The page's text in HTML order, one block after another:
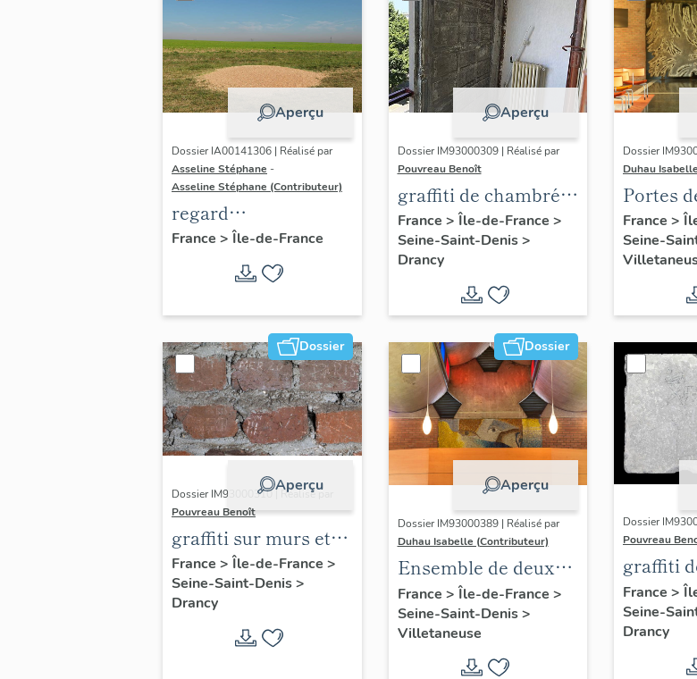
Aperçu
Dossier IA00141306 | Réalisé par
Asseline Stéphane -
Asseline Stéphane (Contributeur)
regard
photographique sur
les paysages de la
Plaine de France.
France > Île-de-France
Aperçu
Dossier IM93000309 | Réalisé par
Pouvreau Benoît
graffiti de chambrée
sur revers de façade
France > Île-de-France >
Seine-Saint-Denis>
Drancy
Dossier
Duhau
Portes
France >
Seine-
Dossier
Aperçu
Dossier IM93000310 | Réalisé par
Pouvreau Benoît
graffiti sur murs et
charpentes des
"caves-prisons
France > Île-de-France >
Seine-Saint-Denis>
Drancy
Dossier
Aperçu
Dossier IM93000389 | Réalisé par
Duhau Isabelle (Contributeur)
Ensemble de deux
décors
architecturaux
France > Île-de-France >
Seine-Saint-Denis>
Villetaneuse
Dossier
Pouvreau
graffiti
sur
formant
cloison
France >
Seine-
Drancy